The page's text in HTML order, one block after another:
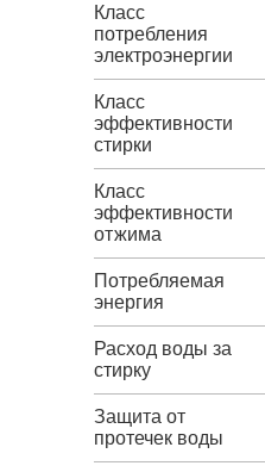
Класс
потребления
электроэнергии
Класс
эффективности
стирки
Класс
эффективности
отжима
Потребляемая
энергия
Расход воды за
стирку
Защита от
протечек воды